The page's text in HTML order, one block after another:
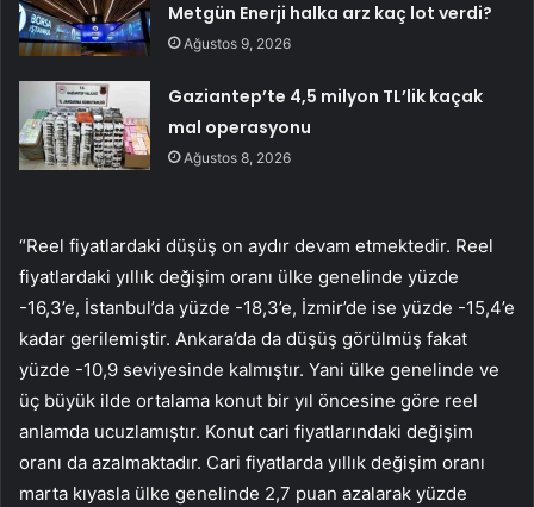
Metgün Enerji halka arz kaç lot verdi?
Ağustos 9, 2026
Gaziantep’te 4,5 milyon TL’lik kaçak
mal operasyonu
Ağustos 8, 2026
“Reel fiyatlardaki düşüş on aydır devam etmektedir. Reel
fiyatlardaki yıllık değişim oranı ülke genelinde yüzde
-16,3’e, İstanbul’da yüzde -18,3’e, İzmir’de ise yüzde -15,4’e
kadar gerilemiştir. Ankara’da da düşüş görülmüş fakat
yüzde -10,9 seviyesinde kalmıştır. Yani ülke genelinde ve
üç büyük ilde ortalama konut bir yıl öncesine göre reel
anlamda ucuzlamıştır. Konut cari fiyatlarındaki değişim
oranı da azalmaktadır. Cari fiyatlarda yıllık değişim oranı
marta kıyasla ülke genelinde 2,7 puan azalarak yüzde